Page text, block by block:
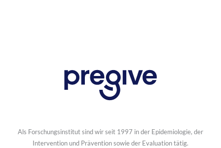
Als Forschungsinstitut sind wir seit 1997 in der Epidemiologie, der
Intervention und Prävention sowie der Evaluation tätig.